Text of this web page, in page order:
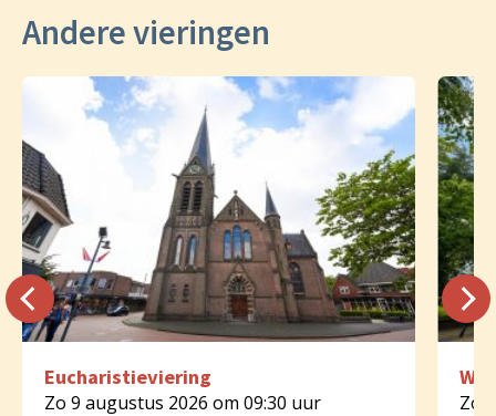
Andere vieringen
Eucharistieviering
Zo 9 augustus 2026 om 09:30 uur
Zo